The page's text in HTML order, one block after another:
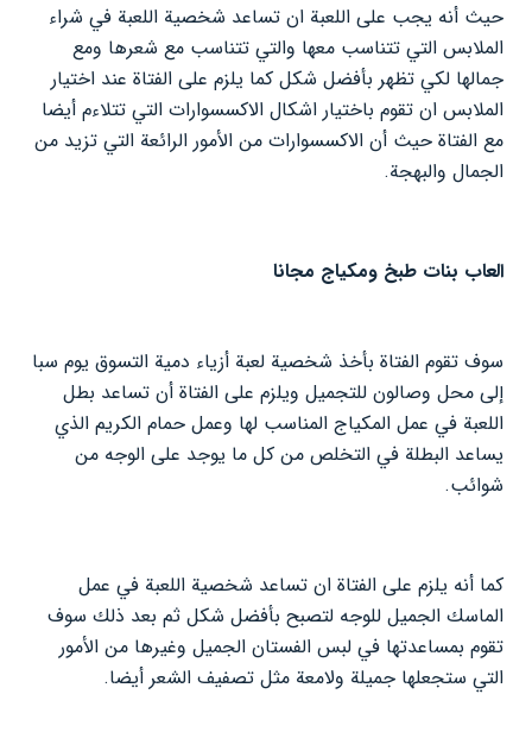
حيث أنه يجب على اللعبة ان تساعد شخصية اللعبة في شراء
الملابس التي تتناسب معها والتي تتناسب مع شعرها ومع
جمالها لكي تظهر بأفضل شكل كما يلزم على الفتاة عند اختيار
الملابس ان تقوم باختيار اشكال الاكسسوارات التي تتلاءم أيضا
مع الفتاة حيث أن الاكسسوارات من الأمور الرائعة التي تزيد من
الجمال والبهجة.
العاب بنات طبخ ومكياج مجانا
سوف تقوم الفتاة بأخذ شخصية لعبة أزياء دمية التسوق يوم سبا
إلى محل وصالون للتجميل ويلزم على الفتاة أن تساعد بطل
اللعبة في عمل المكياج المناسب لها وعمل حمام الكريم الذي
يساعد البطلة في التخلص من كل ما يوجد على الوجه من
شوائب.
كما أنه يلزم على الفتاة ان تساعد شخصية اللعبة في عمل
الماسك الجميل للوجه لتصبح بأفضل شكل ثم بعد ذلك سوف
تقوم بمساعدتها في لبس الفستان الجميل وغيرها من الأمور
التي ستجعلها جميلة ولامعة مثل تصفيف الشعر أيضا.